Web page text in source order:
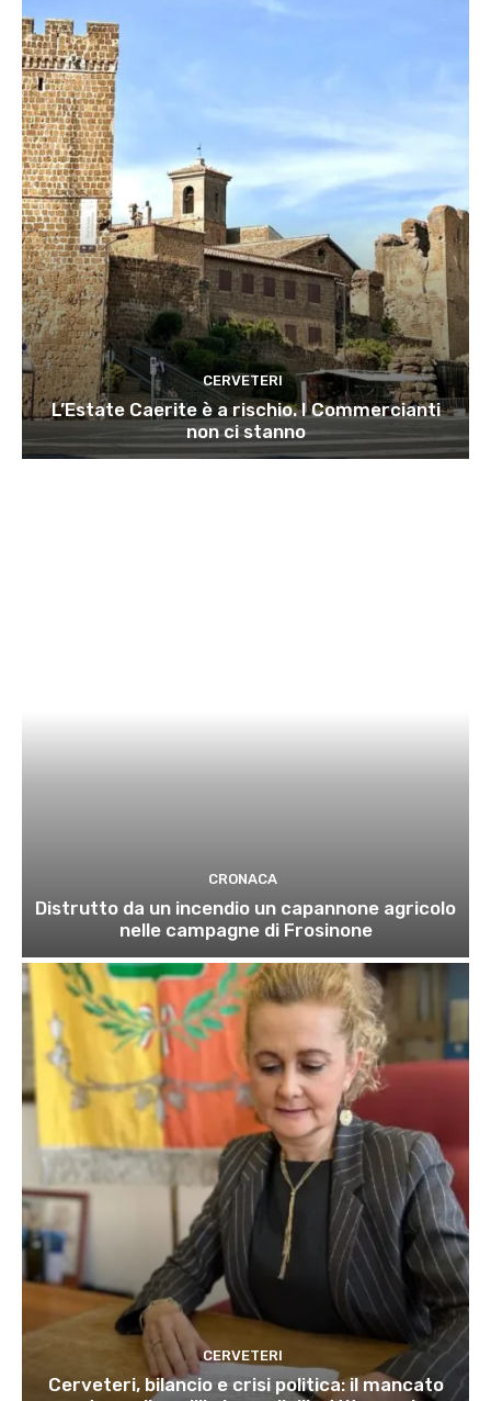
CERVETERI
L’Estate Caerite è a rischio. I Commercianti
non ci stanno
CRONACA
Distrutto da un incendio un capannone agricolo
nelle campagne di Frosinone
CERVETERI
Cerveteri, bilancio e crisi politica: il mancato